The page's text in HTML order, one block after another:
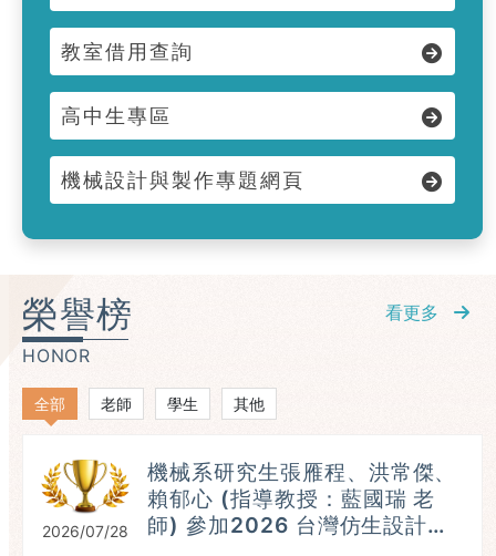
教室借用查詢
高中生專區
機械設計與製作專題網頁
榮譽榜
HONOR
全部 老師 學生 其他
看更多
2026/07/28
機械系研究生張雁程、洪常傑、
賴郁心 (指導教授：藍國瑞 老
師) 參加2026 台灣仿生設計競